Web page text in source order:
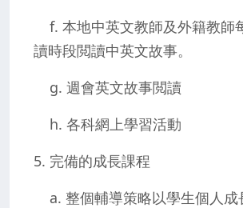
f. 本地中英文教師及外籍教師
讀時段閲讀中英文故事。
g. 週會英文故事閲讀
h. 各科網上學習活動
5. 完備的成長課程
a. 整個輔導策略以學生個人成